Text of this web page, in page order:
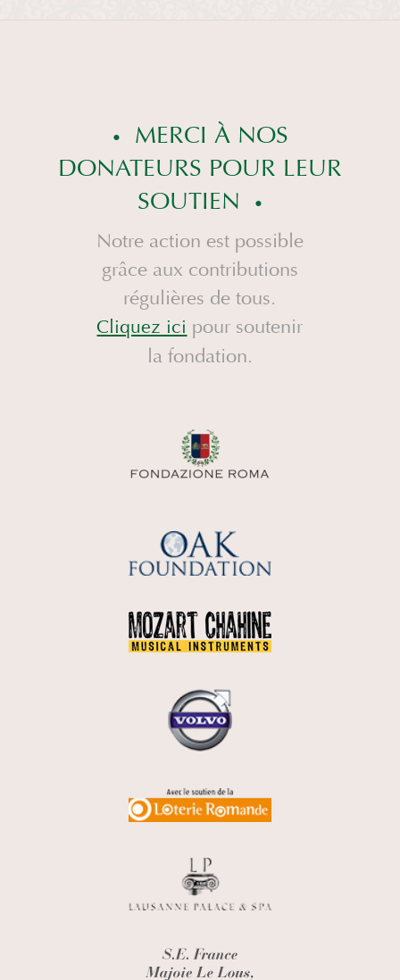
MERCI À NOS
DONATEURS POUR LEUR
SOUTIEN
Notre action est possible
grâce aux contributions
régulières de tous.
Cliquez ici pour soutenir
la fondation.